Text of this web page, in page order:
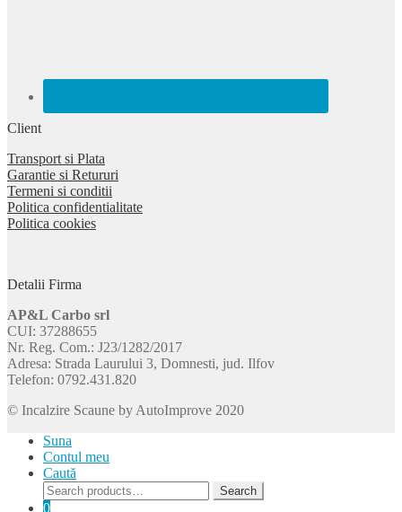
Client
Transport si Plata
Garantie si Retururi
Termeni si conditii
Politica confidentialitate
Politica cookies
Detalii Firma
AP&L Carbo srl
CUI: 37288655
Nr. Reg. Com.: J23/1282/2017
Adresa: Strada Laurului 3, Domnesti, jud. Ilfov
Telefon: 0792.431.820
© Incalzire Scaune by AutoImprove 2020
Suna
Contul meu
Caută
Search
for:
Search
0